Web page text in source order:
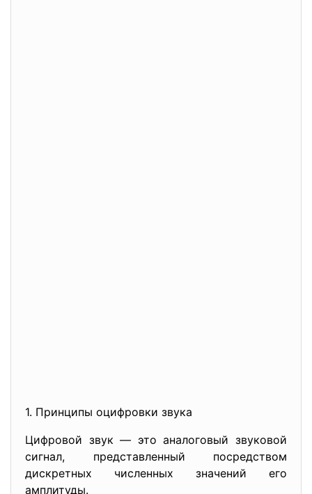
1. Принципы оцифровки звука
Цифровой звук — это аналоговый звуковой
сигнал, представленный посредством
дискретных численных значений его
амплитуды.